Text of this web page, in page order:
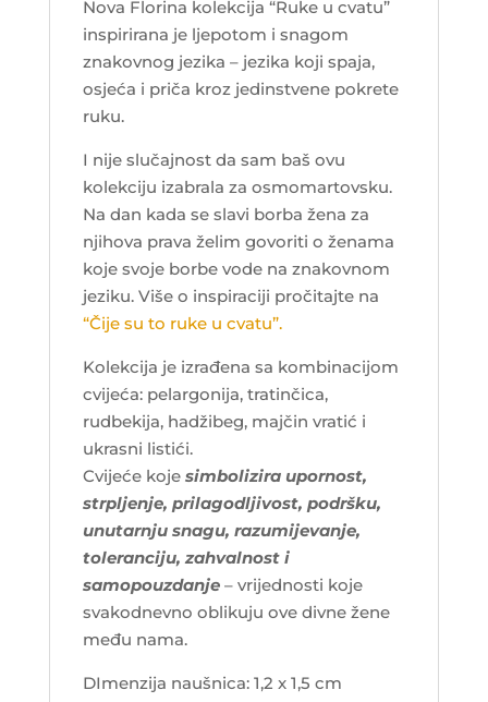
Nova Florina kolekcija “Ruke u cvatu”
inspirirana je ljepotom i snagom
znakovnog jezika – jezika koji spaja,
osjeća i priča kroz jedinstvene pokrete
ruku.
I nije slučajnost da sam baš ovu
kolekciju izabrala za osmomartovsku.
Na dan kada se slavi borba žena za
njihova prava želim govoriti o ženama
koje svoje borbe vode na znakovnom
jeziku. Više o inspiraciji pročitajte na
“Čije su to ruke u cvatu”.
Kolekcija je izrađena sa kombinacijom
cvijeća: pelargonija, tratinčica,
rudbekija, hadžibeg, majčin vratić i
ukrasni listići.
Cvijeće koje simbolizira upornost,
strpljenje, prilagodljivost, podršku,
unutarnju snagu, razumijevanje,
toleranciju, zahvalnost i
samopouzdanje– vrijednosti koje
svakodnevno oblikuju ove divne žene
među nama.
DImenzija naušnica: 1,2 x 1,5 cm